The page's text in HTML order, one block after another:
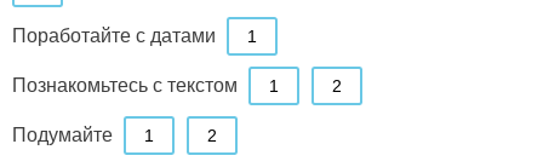
Поработайте с датами 1
Познакомьтесь с текстом 1 2
Подумайте 1 2